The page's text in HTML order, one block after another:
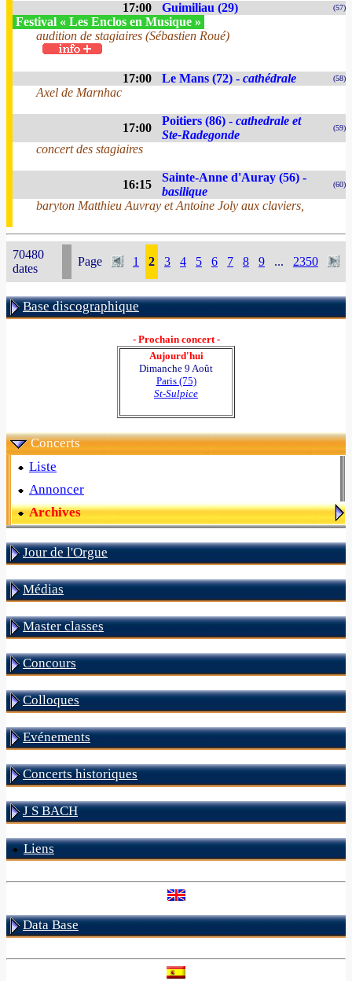
17:00 Guimiliau (29) (57)
Festival « Les Enclos en Musique »
audition de stagiaires (Sébastien Roué)
17:00 Le Mans (72) - cathédrale (58)
Axel de Marnhac
17:00
Poitiers (86) - cathedrale et
Ste-Radegonde
(59)
concert des stagiaires
16:15
Sainte-Anne d'Auray (56) -
basilique
(60)
baryton Matthieu Auvray et Antoine Joly aux claviers,
70480
dates
Page 1 2 3 4 5 6 7 8 9 ... 2350
Base discographique
- Prochain concert -
Aujourd'hui
Dimanche 9 Août
Paris (75)
St-Sulpice
Concerts
Liste
Annoncer
Archives
Jour de l'Orgue
Médias
Master classes
Concours
Colloques
Evénements
Concerts historiques
J S BACH
Liens
Data Base